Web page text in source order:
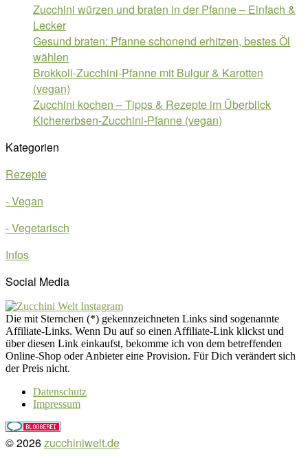
Zucchini würzen und braten in der Pfanne – Einfach &
Lecker
Gesund braten: Pfanne schonend erhitzen, bestes Öl
wählen
Brokkoli-Zucchini-Pfanne mit Bulgur & Karotten
(vegan)
Zucchini kochen – Tipps & Rezepte im Überblick
Kichererbsen-Zucchini-Pfanne (vegan)
Kategorien
Rezepte
- Vegan
- Vegetarisch
Infos
Social Media
Die mit Sternchen (*) gekennzeichneten Links sind sogenannte
Affiliate-Links. Wenn Du auf so einen Affiliate-Link klickst und
über diesen Link einkaufst, bekomme ich von dem betreffenden
Online-Shop oder Anbieter eine Provision. Für Dich verändert sich
der Preis nicht.
Datenschutz
Impressum
© 2026zucchiniwelt.de